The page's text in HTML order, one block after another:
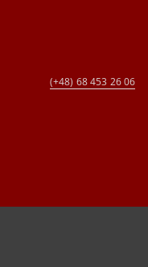
(+48) 68 453 26 06